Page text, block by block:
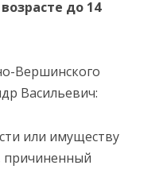
до 14
Вершинского
Васильевич:
или имуществу
причиненный